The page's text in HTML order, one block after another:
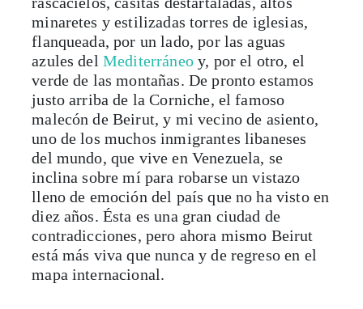
minaretes y estilizadas torres de iglesias,
flanqueada, por un lado, por las aguas
azules del Mediterráneoy, por el otro, el
verde de las montañas. De pronto estamos
justo arriba de la Corniche, el famoso
malecón de Beirut, y mi vecino de asiento,
uno de los muchos inmigrantes libaneses
del mundo, que vive en Venezuela, se
inclina sobre mí para robarse un vistazo
lleno de emoción del país que no ha visto en
diez años. Ésta es una gran ciudad de
contradicciones, pero ahora mismo Beirut
está más viva que nunca y de regreso en el
mapa internacional.